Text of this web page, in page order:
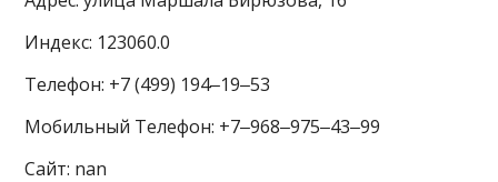
Индекс: 123060.0
Телефон: +7 (499) 194‒19‒53
Мобильный Телефон: +7‒968‒975‒43‒99
Сайт: nan